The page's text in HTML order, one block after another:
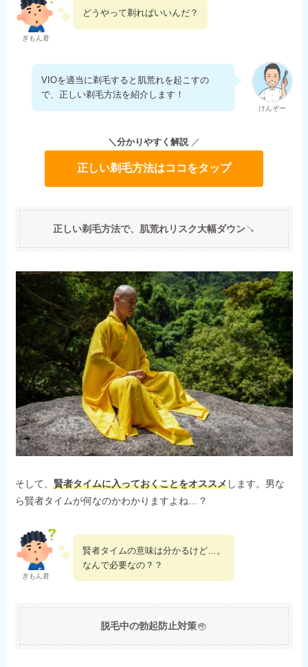
ぎもん君
どうやって剃ればいいんだ？
けんぞー
VIOを適当に剃毛すると肌荒れを起こすの
で、正しい剃毛方法を紹介します！
＼分かりやすく解説 ／
正しい剃毛方法はココをタップ
正しい剃毛方法で、肌荒れリスク大幅ダウン↘
そして、賢者タイムに入っておくことをオススメします。男な
ら賢者タイムが何なのかわかりますよね…？
ぎもん君
賢者タイムの意味は分かるけど…。
なんで必要なの？？
脱毛中の勃起防止対策